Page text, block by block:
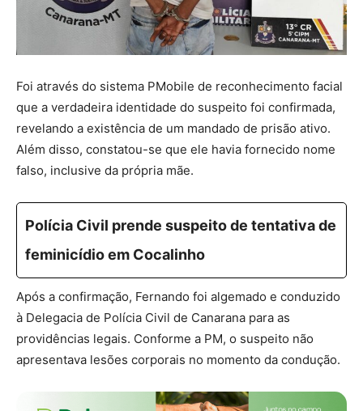
Foi através do sistema PMobile de reconhecimento facial
que a verdadeira identidade do suspeito foi confirmada,
revelando a existência de um mandado de prisão ativo.
Além disso, constatou-se que ele havia fornecido nome
falso, inclusive da própria mãe.
Polícia Civil prende suspeito de tentativa de
feminicídio em Cocalinho
Após a confirmação, Fernando foi algemado e conduzido
à Delegacia de Polícia Civil de Canarana para as
providências legais. Conforme a PM, o suspeito não
apresentava lesões corporais no momento da condução.